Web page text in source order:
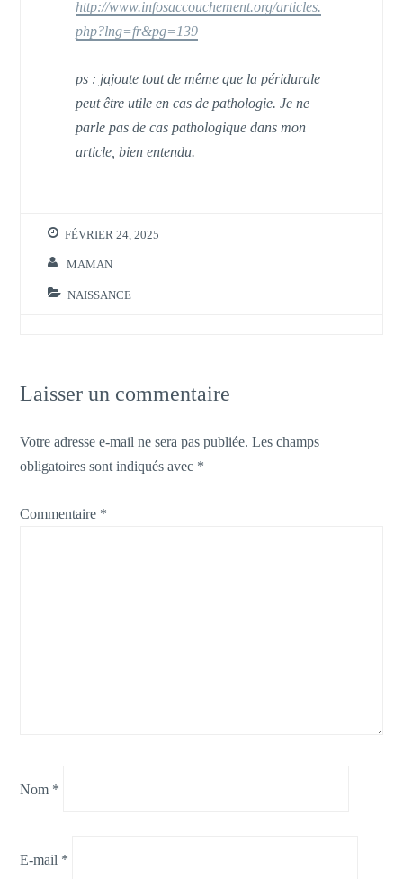
http://www.infosaccouchement.org/articles.
php?lng=fr&pg=139
ps : jajoute tout de même que la péridurale
peut être utile en cas de pathologie. Je ne
parle pas de cas pathologique dans mon
article, bien entendu.
FÉVRIER 24, 2025
MAMAN
NAISSANCE
Laisser un commentaire
Votre adresse e-mail ne sera pas publiée. Les champs
obligatoires sont indiqués avec *
Commentaire *
Nom *
E-mail *